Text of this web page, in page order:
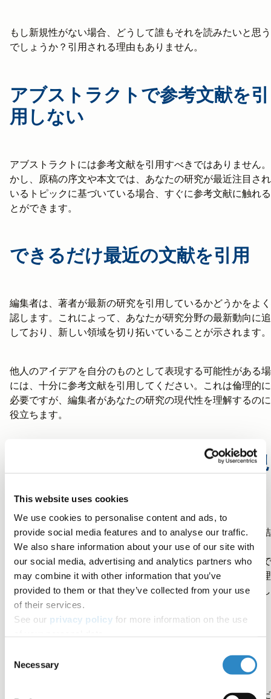
This website uses cookies
We use cookies to personalise content and ads, to
provide social media features and to analyse our traffic.
We also share information about your use of our site with
our social media, advertising and analytics partners who
may combine it with other information that you’ve
provided to them or that they’ve collected from your use
of their services.
See our privacy policy for more information on the use
Selection
Necessary
もし新規性がない場合、どうして誰もそれを読みたいと思
でしょうか？引用される理由もありません。
アブストラクトで参考文献を引
用しない
アブストラクトには参考文献を引用すべきではありません
かし、原稿の序文や本文では、あなたの研究が最近注目さ
いるトピックに基づいている場合、すぐに参考文献に触れ
とができます。
できるだけ最近の文献を引用
編集者は、著者が最新の研究を引用しているかどうかをよ
認します。これによって、あなたが研究分野の最新動向に
しており、新しい領域を切り拓いていることが示されます。
他人のアイデアを自分のものとして表現する可能性がある
には、十分に参考文献を引用してください。これは倫理的
必要ですが、編集者があなたの研究の現代性を理解するの
役立ちます。
ジャーナルのスコープと投稿規
標準的な構造は、アブストラクト（抄録）、序論、方法、結
果、考察（そしてしばしば結論）であり、これは古典的な
IMRaDスタイルです。ほとんどのジャーナルはこれに従うで
しょうが、他のサブセクションを許容することもあり、倫
明、資金提供の声明、謝辞などの追加のセクションを要求
いる場合もあります。
目標とするジャーナルのガイドラインを入念に確認してく